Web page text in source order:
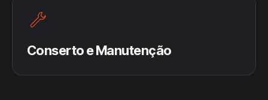
Conserto e Manutenção